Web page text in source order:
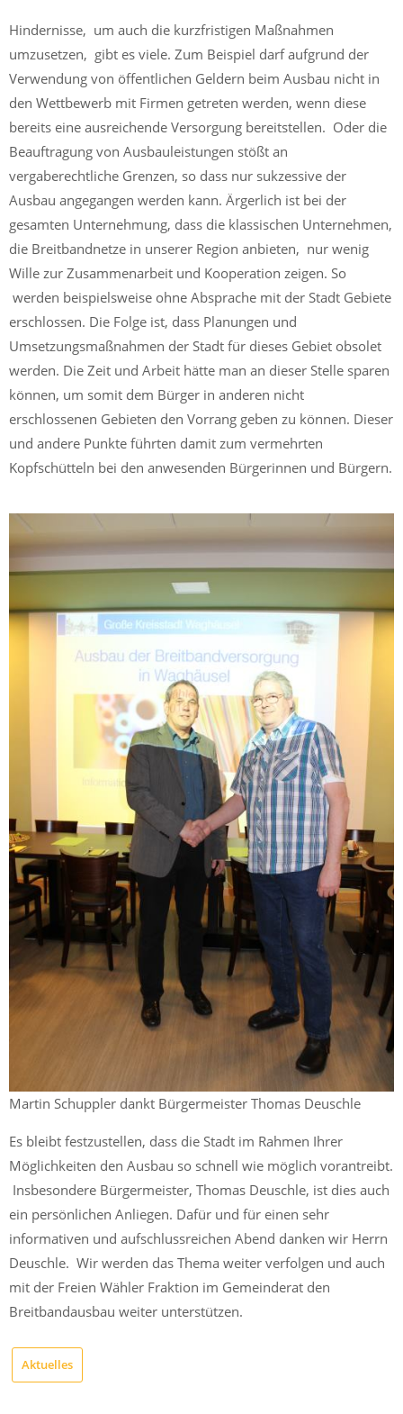
Hindernisse, um auch die kurzfristigen Maßnahmen
umzusetzen, gibt es viele. Zum Beispiel darf aufgrund der
Verwendung von öffentlichen Geldern beim Ausbau nicht in
den Wettbewerb mit Firmen getreten werden, wenn diese
bereits eine ausreichende Versorgung bereitstellen. Oder die
Beauftragung von Ausbauleistungen stößt an
vergaberechtliche Grenzen, so dass nur sukzessive der
Ausbau angegangen werden kann. Ärgerlich ist bei der
gesamten Unternehmung, dass die klassischen Unternehmen,
die Breitbandnetze in unserer Region anbieten, nur wenig
Wille zur Zusammenarbeit und Kooperation zeigen. So
werden beispielsweise ohne Absprache mit der Stadt Gebiete
erschlossen. Die Folge ist, dass Planungen und
Umsetzungsmaßnahmen der Stadt für dieses Gebiet obsolet
werden. Die Zeit und Arbeit hätte man an dieser Stelle sparen
können, um somit dem Bürger in anderen nicht
erschlossenen Gebieten den Vorrang geben zu können. Dieser
und andere Punkte führten damit zum vermehrten
Kopfschütteln bei den anwesenden Bürgerinnen und Bürgern.
Martin Schuppler dankt Bürgermeister Thomas Deuschle
Es bleibt festzustellen, dass die Stadt im Rahmen Ihrer
Möglichkeiten den Ausbau so schnell wie möglich vorantreibt.
Insbesondere Bürgermeister, Thomas Deuschle, ist dies auch
ein persönlichen Anliegen. Dafür und für einen sehr
informativen und aufschlussreichen Abend danken wir Herrn
Deuschle. Wir werden das Thema weiter verfolgen und auch
mit der Freien Wähler Fraktion im Gemeinderat den
Breitbandausbau weiter unterstützen.
Aktuelles